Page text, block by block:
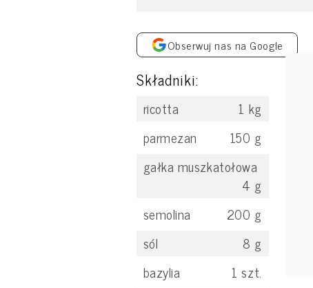
Obserwuj nas na Google
Składniki:
ricotta 1 kg
parmezan
150 g
gałka muszkatołowa
4 g
semolina
200 g
sól
8 g
bazylia
1 szt.